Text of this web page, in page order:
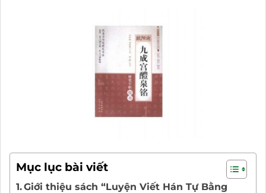
Mục lục bài viết
Giới thiệu sách “Luyện Viết Hán Tự Bằng